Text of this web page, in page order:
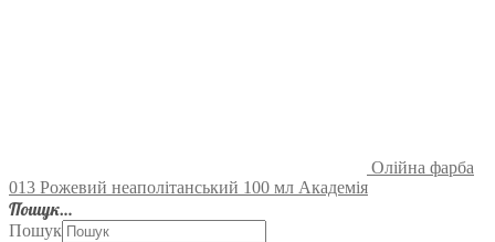
Олійна фарба
013 Рожевий неаполітанський 100 мл Академія
Пошук…
Пошук